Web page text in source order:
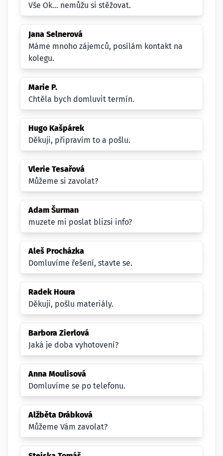
Vše Ok... nemůžu si stěžovat.
Jana Selnerová
Máme mnoho zájemců, posílám kontakt na
kolegu.
Marie P.
Chtěla bych domluvit termín.
Hugo Kašpárek
Děkuji, připravím to a pošlu.
Vlerie Tesařová
Můžeme si zavolat?
Adam Šurman
muzete mi poslat blizsi info?
Aleš Procházka
Domluvíme řešení, stavte se.
Radek Houra
Děkuji, pošlu materiály.
Barbora Zierlová
Jaká je doba vyhotovení?
Anna Moulisová
Domluvíme se po telefonu.
Alžběta Drábková
Můžeme Vám zavolat?